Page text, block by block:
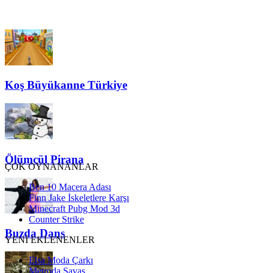
Koş Büyükanne Türkiye
Ölümcül Pirana
Buzda Dans
ÇOK OYNANANLAR
Ben 10 Macera Adası
Finn Jake İskeletlere Karşı
Minecraft Pubg Mod 3d
Counter Strike
YENİ EKLENENLER
Elsa Moda Çarkı
Metroda Savaş